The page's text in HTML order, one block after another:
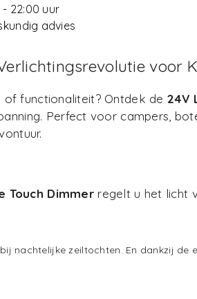
22:00 uur
advies
voor
functionaliteit? Ontdek de 24V
Perfect voor campers,
Touch Dimmerregelt u het licht
nachtelijke zeiltochten. En dankzij de